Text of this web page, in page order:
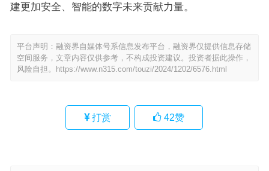
建更加安全、智能的数字未来贡献力量。
平台声明：融资界自媒体号系信息发布平台，融资界仅提供信息存储
空间服务，文章内容仅供参考，不构成投资建议。投资者据此操作，
风险自担。 https://www.n315.com/touzi/2024/1202/6576.html
打赏 42赞